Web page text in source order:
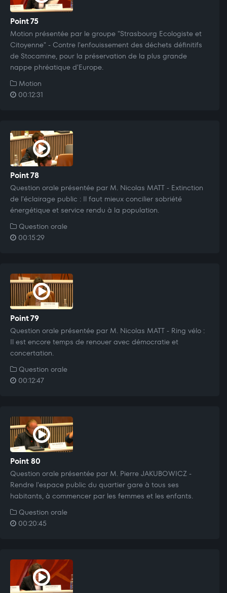
Point 75
Motion présentée par le groupe "Strasbourg Ecologiste et
Citoyenne" - Contre l'enfouissement des déchets définitifs
de Stocamine, pour la préservation de la plus grande
nappe phréatique d'Europe.
Motion
00:12:31
Point 78
Question orale présentée par M. Nicolas MATT - Extinction
de l'éclairage public : Il faut mieux concilier sobriété
énergétique et service rendu à la population.
Question orale
00:15:29
Point 79
Question orale présentée par M. Nicolas MATT - Ring vélo :
Il est encore temps de renouer avec démocratie et
concertation.
Question orale
00:12:47
Point 80
Question orale présentée par M. Pierre JAKUBOWICZ -
Rendre l'espace public du quartier gare à tous ses
habitants, à commencer par les femmes et les enfants.
Question orale
00:20:45